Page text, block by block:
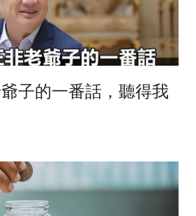
子的一番話，聽得我